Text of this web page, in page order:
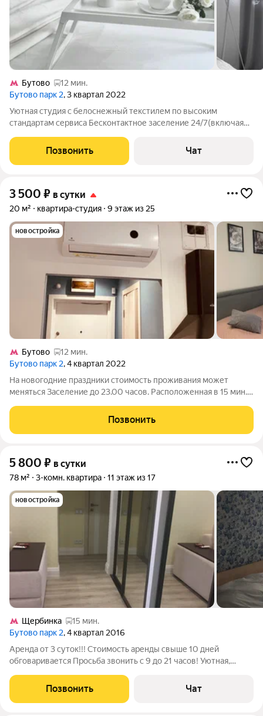
Бутово
12 мин.
Бутово парк 2, 3 квартал 2022
Уютная студия с белоснежный текстилем по высоким
стандартам сервиса Бесконтактное заселение 24/7(включая
размещение не более 2 человек. При размещении более 2
человек доплата за каждого гостя
Позвонить Чат
3 500 ₽ в сутки
20 м² квартира-студия 9 этаж из 25
новостройка
Бутово
12 мин.
Бутово парк 2, 4 квартал 2022
На новогодние праздники стоимость проживания может
меняться Заселение до 23.00 часов. Расположенная в 15 мин.
Бутово Курское направление. В квартире могут разместиться
3 человека. К вашим услугам
Позвонить
5 800 ₽ в сутки
78 м² 3-комн. квартира 11 этаж из 17
новостройка
Щербинка
15 мин.
Бутово парк 2, 4 квартал 2016
Аренда от 3 суток!!! Стоимость аренды свыше 10 дней
обговаривается Просьба звонить с 9 до 21 часов! Уютная,
двуспальными кроватями, большая комната зал с диваном.
Диван разбирается. Утепленный
Позвонить Чат